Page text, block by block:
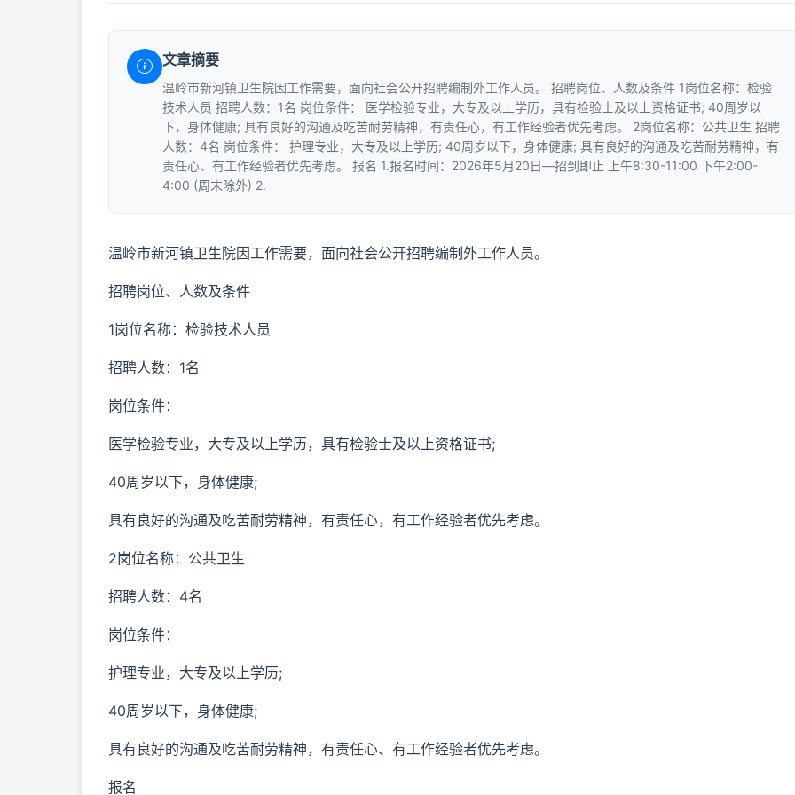
文章摘要
温岭市新河镇卫生院因工作需要，面向社会公开招聘编制外工作人员。 招聘岗位、人数及条件 1岗位名称：检验
技术人员 招聘人数：1名 岗位条件： 医学检验专业，大专及以上学历，具有检验士及以上资格证书; 40周岁以
下，身体健康; 具有良好的沟通及吃苦耐劳精神，有责任心，有工作经验者优先考虑。 2岗位名称：公共卫生 招聘
人数：4名 岗位条件： 护理专业，大专及以上学历; 40周岁以下，身体健康; 具有良好的沟通及吃苦耐劳精神，有
责任心、有工作经验者优先考虑。 报名 1.报名时间：2026年5月20日—招到即止 上午8:30-11:00 下午2:00-
4:00 (周末除外) 2.
温岭市新河镇卫生院因工作需要，面向社会公开招聘编制外工作人员。
招聘岗位、人数及条件
1岗位名称：检验技术人员
招聘人数：1名
岗位条件：
医学检验专业，大专及以上学历，具有检验士及以上资格证书;
40周岁以下，身体健康;
具有良好的沟通及吃苦耐劳精神，有责任心，有工作经验者优先考虑。
2岗位名称：公共卫生
招聘人数：4名
岗位条件：
护理专业，大专及以上学历;
40周岁以下，身体健康;
具有良好的沟通及吃苦耐劳精神，有责任心、有工作经验者优先考虑。
报名